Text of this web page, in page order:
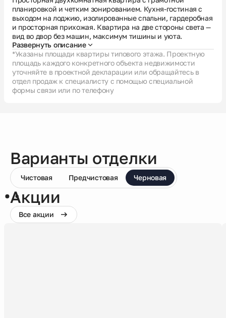
планировкой и четким зонированием. Кухня-гостиная с
выходом на лоджию, изолированные спальни, гардеробная
и просторная прихожая. Квартира на две стороны света —
вид во двор без машин, максимум тишины и уюта.
Развернуть описание
*Указаны площади квартиры типового этажа. Проектную
площадь каждого конкретного объекта недвижимости
уточняйте в проектной декларации или обращайтесь в
отдел продаж к специалисту с помощью специальной
формы связи или по телефону
Варианты отделки
Чистовая Предчистовая Черновая
Акции
Все акции